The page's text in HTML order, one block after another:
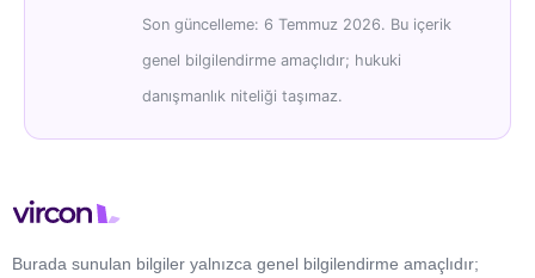
Son güncelleme: 6 Temmuz 2026. Bu içerik
genel bilgilendirme amaçlıdır; hukuki
danışmanlık niteliği taşımaz.
Burada sunulan bilgiler yalnızca genel bilgilendirme amaçlıdır;